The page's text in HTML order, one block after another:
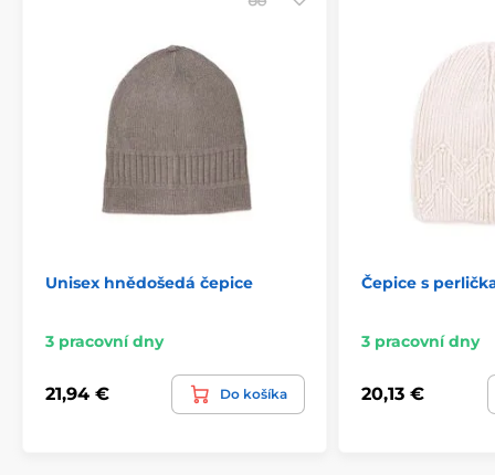
Unisex hnědošedá čepice
3 pracovní dny
21,94 € Do košíka
Čepice s
3 pracovní dny
20,13 €